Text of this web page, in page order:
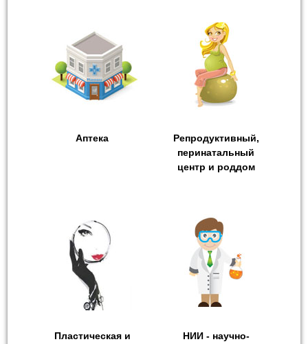
Аптека
Репродуктивный,
перинатальный
центр и роддом
Пластическая и
НИИ - научно-